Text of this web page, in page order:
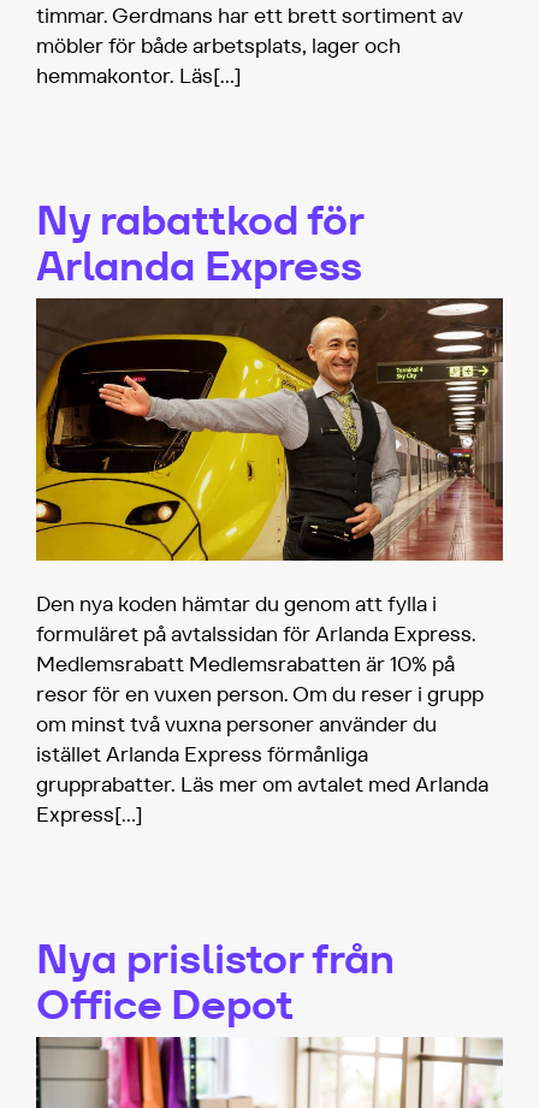
timmar. Gerdmans har ett brett sortiment av
möbler för både arbetsplats, lager och
hemmakontor. Läs[…]
Ny rabattkod för
Arlanda Express
Den nya koden hämtar du genom att fylla i
formuläret på avtalssidan för Arlanda Express.
Medlemsrabatt Medlemsrabatten är 10% på
resor för en vuxen person. Om du reser i grupp
om minst två vuxna personer använder du
istället Arlanda Express förmånliga
grupprabatter. Läs mer om avtalet med Arlanda
Express[…]
Nya prislistor från
Office Depot